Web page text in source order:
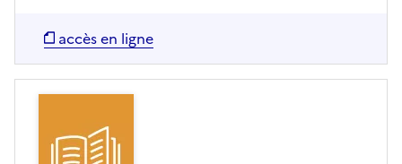
accès en ligne